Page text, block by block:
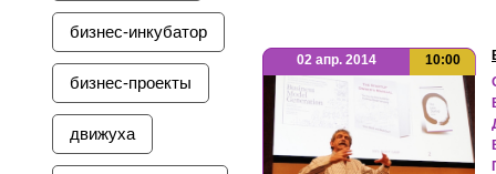
бизнес-инкубатор
бизнес-проекты
движуха
02 апр. 2014 10:00